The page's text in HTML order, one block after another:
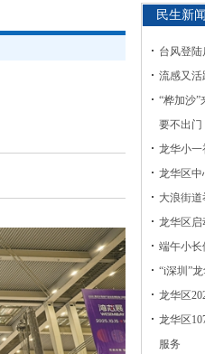
民生新闻
台风登陆
流感又活
“桦加沙
要不出门
龙华小一
龙华区中
大浪街
龙华区启
端午小长
“i深圳”
龙华区
龙华区
服务